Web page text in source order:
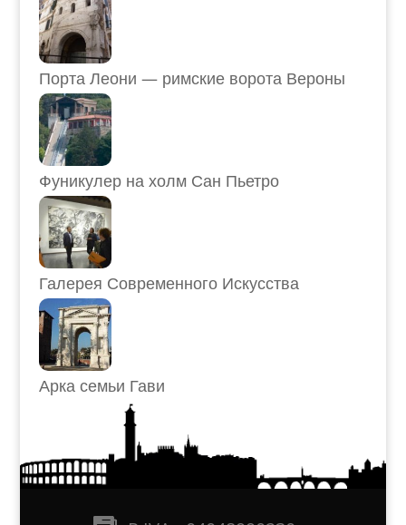
Порта Леони — римские ворота Вероны
Фуникулер на холм Сан Пьетро
Галерея Современного Искусства
Арка семьи Гави